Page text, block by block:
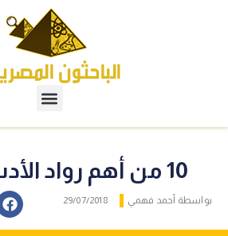
10 من أهم رواد الأدب الالماني
أحمد فهمي 29/07/2018